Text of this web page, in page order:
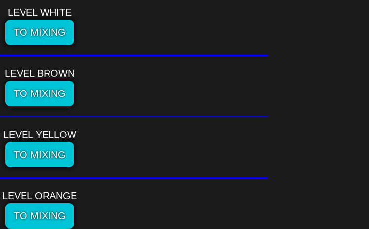
LEVEL WHITE
TO MIXING
LEVEL BROWN
TO MIXING
LEVEL YELLOW
TO MIXING
LEVEL ORANGE
TO MIXING